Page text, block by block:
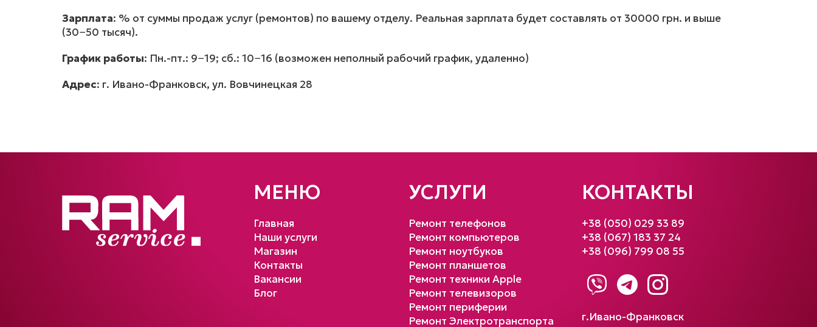
Зарплата: % от суммы продаж услуг (ремонтов) по вашему отделу. Реальная зарплата будет составлять от 30000 грн. и выше
(30−50 тысяч).
График работы: Пн.-пт.: 9−19; сб.: 10−16 (возможен неполный рабочий график, удаленно)
Адрес: г. Ивано-Франковск, ул. Вовчинецкая 28
МЕНЮ
Главная
Наши услуги
Магазин
Контакты
Вакансии
Блог
УСЛУГИ
Ремонт телефонов
Ремонт компьютеров
Ремонт ноутбуков
Ремонт планшетов
Ремонт техники Apple
Ремонт телевизоров
Ремонт периферии
Ремонт Электротранспорта
КОНТАКТЫ
+38 (050) 029 33 89
+38 (067) 183 37 24
+38 (096) 799 08 55
г.Ивано-Франковск